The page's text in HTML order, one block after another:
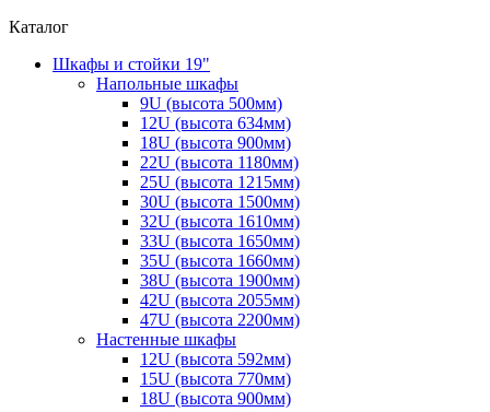
Каталог
Шкафы и стойки 19"
Напольные шкафы
9U (высота 500мм)
12U (высота 634мм)
18U (высота 900мм)
22U (высота 1180мм)
25U (высота 1215мм)
30U (высота 1500мм)
32U (высота 1610мм)
33U (высота 1650мм)
35U (высота 1660мм)
38U (высота 1900мм)
42U (высота 2055мм)
47U (высота 2200мм)
Настенные шкафы
12U (высота 592мм)
15U (высота 770мм)
18U (высота 900мм)